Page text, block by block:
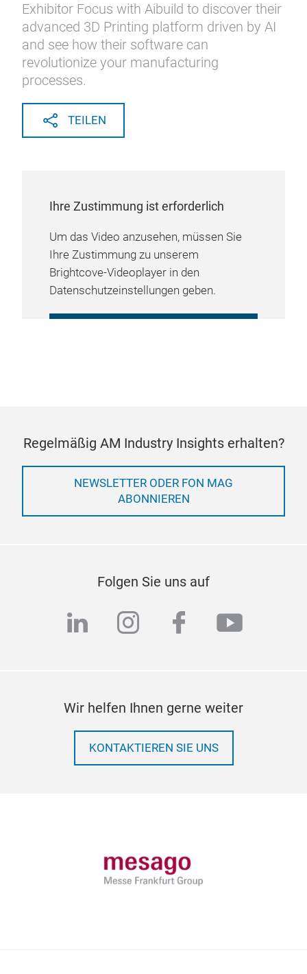
Exhibitor Focus with Aibuild to discover their
advanced 3D Printing platform driven by AI
and see how their software can
revolutionize your manufacturing
processes.
TEILEN
Ihre Zustimmung ist erforderlich
Um das Video anzusehen, müssen Sie
Ihre Zustimmung zu unserem
Brightcove-Videoplayer in den
Datenschutzeinstellungen geben.
Regelmäßig AM Industry Insights erhalten?
NEWSLETTER ODER FON MAG
ABONNIEREN
Folgen Sie uns auf
linkedininstagram
facebook
Wir helfen Ihnen gerne weiter
KONTAKTIEREN SIE UNS